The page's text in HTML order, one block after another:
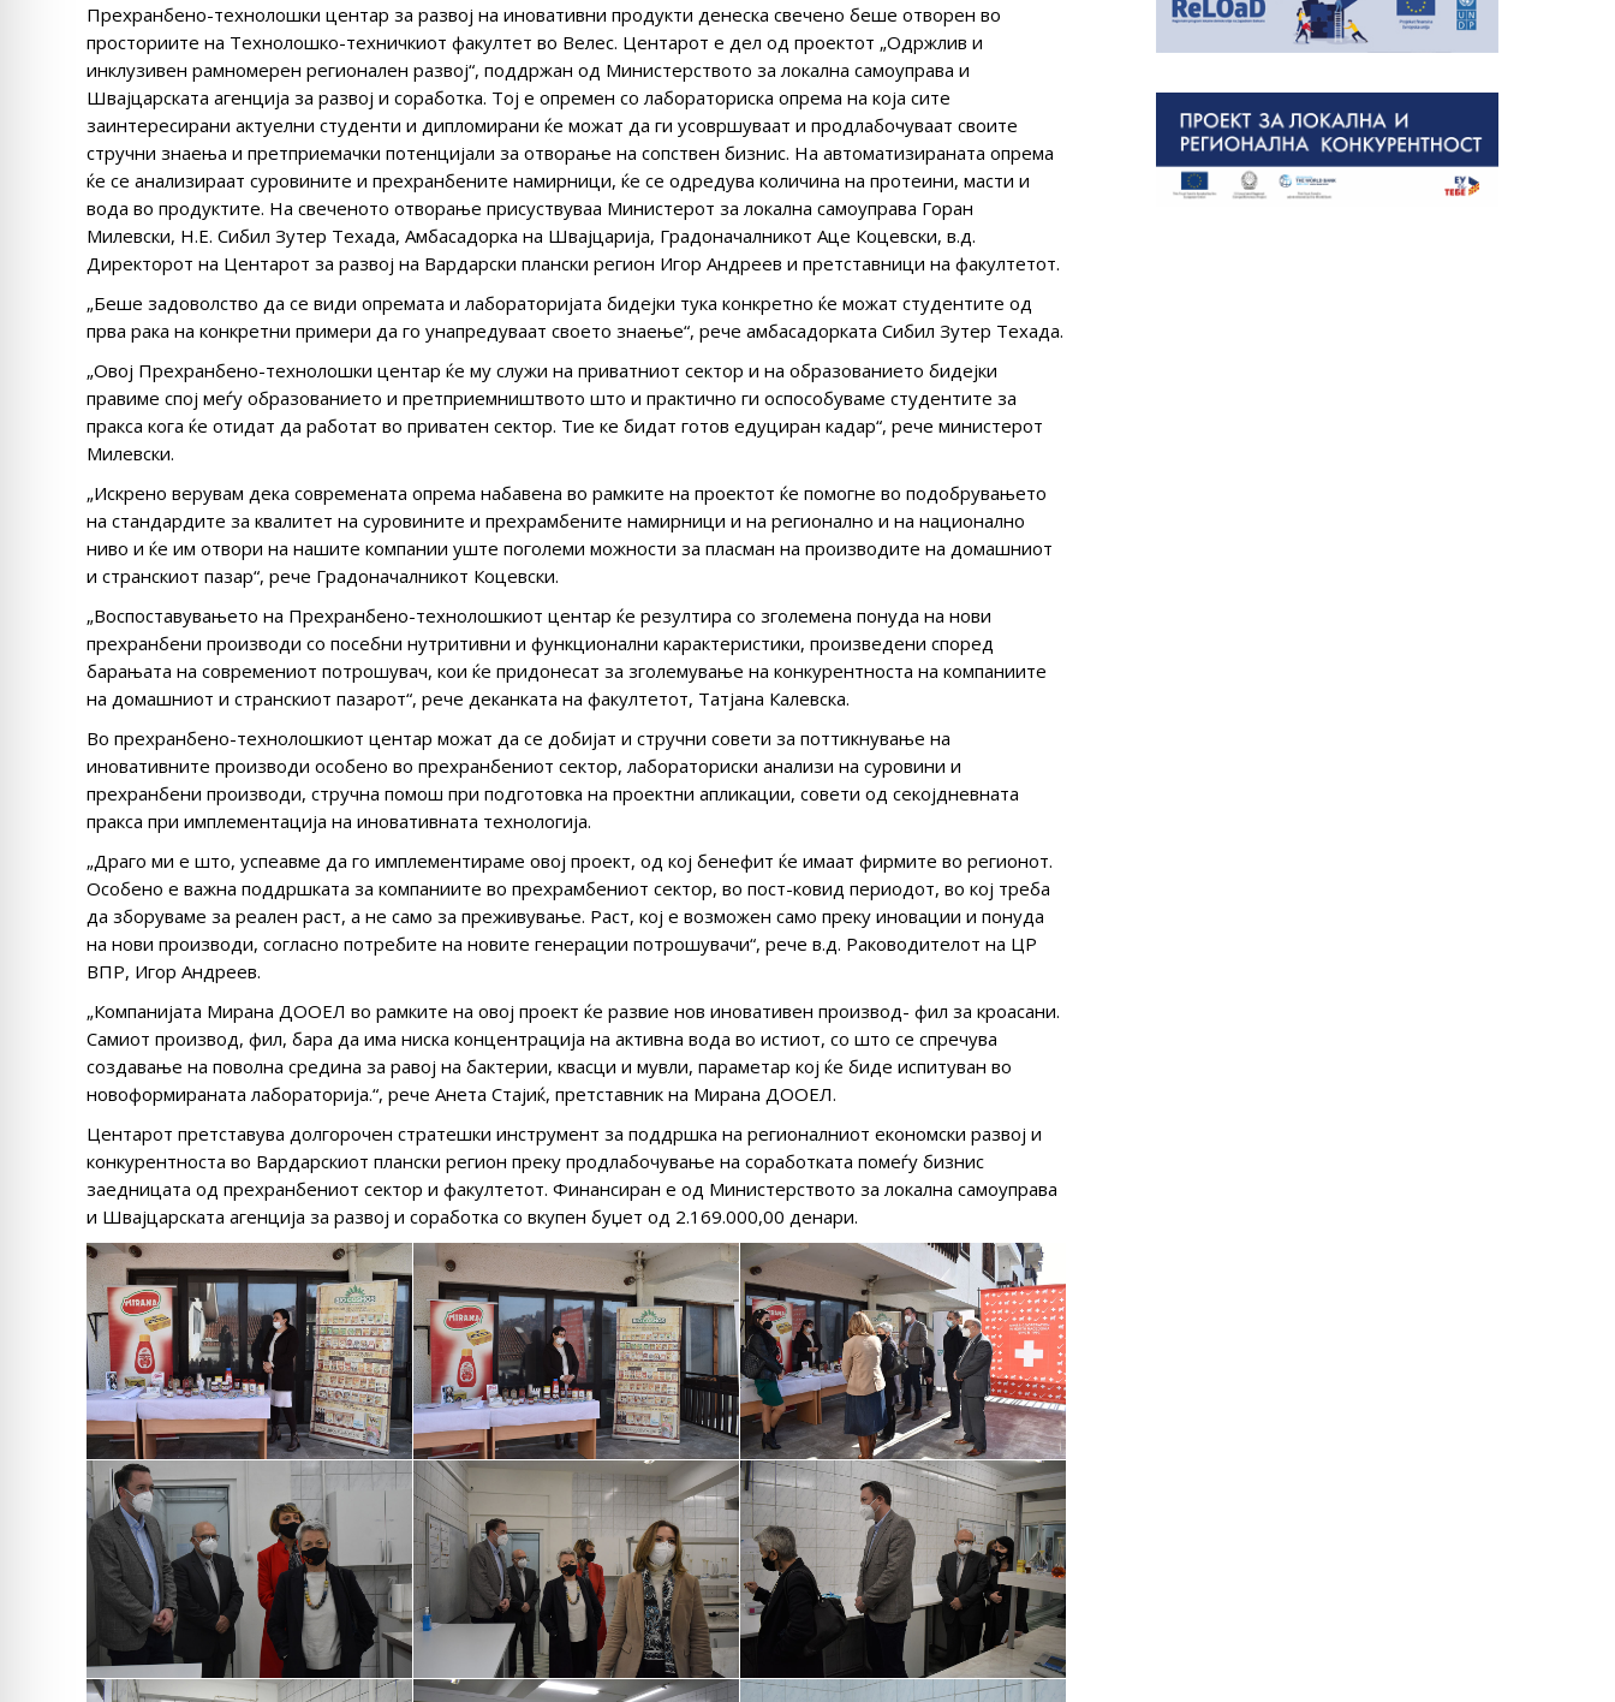
Прехранбено-технолошки центар за развој на иновативни продукти денеска свечено беше отворен во
просториите на Технолошко-техничкиот факултет во Велес. Центарот е дел од проектот „Одржлив и
инклузивен рамномерен регионален развој“, поддржан од Министерството за локална самоуправа и
Швајцарската агенција за развој и соработка. Тој е опремен со лабораториска опрема на која сите
заинтересирани актуелни студенти и дипломирани ќе можат да ги усовршуваат и продлабочуваат своите
стручни знаења и претприемачки потенцијали за отворање на сопствен бизнис. На автоматизираната опрема
ќе се анализираат суровините и прехранбените намирници, ќе се одредува количина на протеини, масти и
вода во продуктите. На свеченото отворање присуствуваа Министерот за локална самоуправа Горан
Милевски, Н.Е. Сибил Зутер Техада, Амбасадорка на Швајцарија, Градоначалникот Аце Коцевски, в.д.
Директорот на Центарот за развој на Вардарски плански регион Игор Андреев и претставници на факултетот.
„Беше задоволство да се види опремата и лабораторијата бидејки тука конкретно ќе можат студентите од
прва рака на конкретни примери да го унапредуваат своето знаење“, рече амбасадорката Сибил Зутер Техада.
„Овој Прехранбено-технолошки центар ќе му служи на приватниот сектор и на образованието бидејки
правиме спој меѓу образованието и претприемништвото што и практично ги оспособуваме студентите за
пракса кога ќе отидат да работат во приватен сектор. Тие ке бидат готов едуциран кадар“, рече министерот
Милевски.
„Искрено верувам дека современата опрема набавена во рамките на проектот ќе помогне во подобрувањето
на стандардите за квалитет на суровините и прехрамбените намирници и на регионално и на национално
ниво и ќе им отвори на нашите компании уште поголеми можности за пласман на производите на домашниот
и странскиот пазар“, рече Градоначалникот Коцевски.
„Воспоставувањето на Прехранбено-технолошкиот центар ќе резултира со зголемена понуда на нови
прехранбени производи со посебни нутритивни и функционални карактеристики, произведени според
барањата на современиот потрошувач, кои ќе придонесат за зголемување на конкурентноста на компаниите
на домашниот и странскиот пазарот“, рече деканката на факултетот, Татјана Калевска.
Во прехранбено-технолошкиот центар можат да се добијат и стручни совети за поттикнување на
иновативните производи особено во прехранбениот сектор, лабораториски анализи на суровини и
прехранбени производи, стручна помош при подготовка на проектни апликации, совети од секојдневната
пракса при имплементација на иновативната технологија.
„Драго ми е што, успеавме да го имплементираме овој проект, од кој бенефит ќе имаат фирмите во регионот.
Особено е важна поддршката за компаниите во прехрамбениот сектор, во пост-ковид периодот, во кој треба
да зборуваме за реален раст, а не само за преживување. Раст, кој е возможен само преку иновации и понуда
на нови производи, согласно потребите на новите генерации потрошувачи“, рече в.д. Раководителот на ЦР
ВПР, Игор Андреев.
„Компанијата Мирана ДООЕЛ во рамките на овој проект ќе развие нов иновативен производ- фил за кроасани.
Самиот производ, фил, бара да има ниска концентрација на активна вода во истиот, со што се спречува
создавање на поволна средина за равој на бактерии, квасци и мувли, параметар кој ќе биде испитуван во
новоформираната лабораторија.“, рече Анета Стајиќ, претставник на Мирана ДООЕЛ.
Центарот претставува долгорочен стратешки инструмент за поддршка на регионалниот економски развој и
конкурентноста во Вардарскиот плански регион преку продлабочување на соработката помеѓу бизнис
заедницата од прехранбениот сектор и факултетот. Финансиран е од Министерството за локална самоуправа
и Швајцарската агенција за развој и соработка со вкупен буџет од 2.169.000,00 денари.